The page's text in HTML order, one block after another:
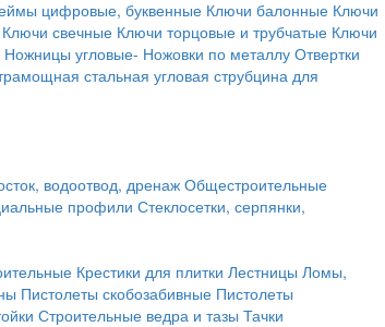
цифровые, буквенные Ключи балонные Ключи
Ключи свечные Ключи торцовые и трубчатые Ключи
Ножницы угловые- Ножовки по металлу Отвертки
стальная угловая струбцина для
водоотвод, дренаж Общестроительные
профили Стеклосетки, серпянки,
Крестики для плитки Лестницы Ломы,
Пистолеты скобозабивные Пистолеты
Строительные ведра и тазы Тачки